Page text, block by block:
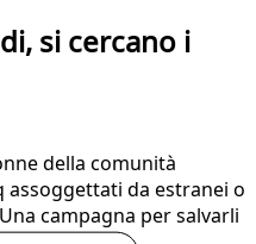
si cercano i
della comunità
assoggettati da estranei o
campagna per salvarli